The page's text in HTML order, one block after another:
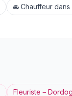
🚘 Chauffeur dans
Fleuriste –